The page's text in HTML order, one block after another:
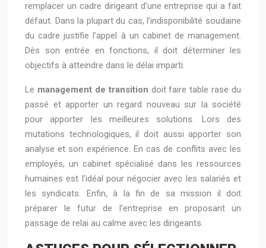
remplacer un cadre dirigeant d’une entreprise qui a fait
défaut. Dans la plupart du cas, l’indisponibilité soudaine
du cadre justifie l’appel à un cabinet de management.
Dès son entrée en fonctions, il doit déterminer les
objectifs à atteindre dans le délai imparti.
Le management de transition doit faire table rase du
passé et apporter un regard nouveau sur la société
pour apporter les meilleures solutions. Lors des
mutations technologiques, il doit aussi apporter son
analyse et son expérience. En cas de conflits avec les
employés, un cabinet spécialisé dans les ressources
humaines est l’idéal pour négocier avec les salariés et
les syndicats. Enfin, à la fin de sa mission il doit
préparer le futur de l’entreprise en proposant un
passage de relai au calme avec les dirigeants.